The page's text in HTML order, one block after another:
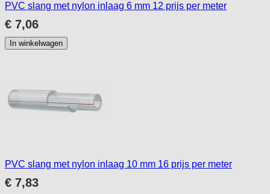
PVC slang met nylon inlaag 6 mm 12 prijs per meter
€ 7,06
In winkelwagen
PVC slang met nylon inlaag 10 mm 16 prijs per meter
€ 7,83